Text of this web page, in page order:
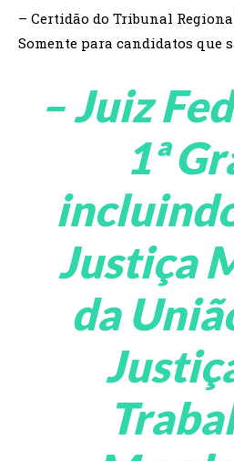
– Certidão do Tribunal
Somente para candidatos que
– Juiz
1ª
Justiça
da